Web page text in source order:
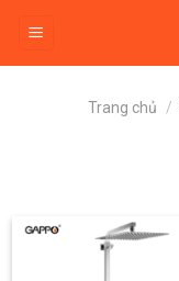
content
Trang chủ /